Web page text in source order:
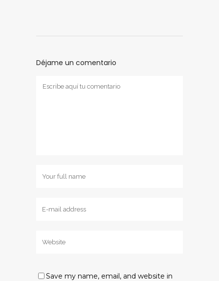
Déjame un comentario
Save my name, email, and website in